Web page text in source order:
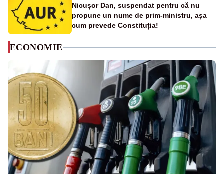
Nicușor Dan, suspendat pentru că nu
propune un nume de prim-ministru, așa
cum prevede Constituția!
ECONOMIE